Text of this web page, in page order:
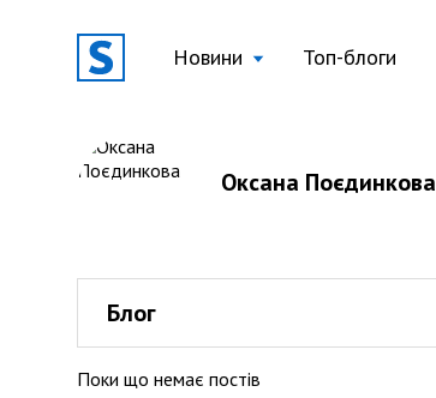
Новини Топ-блоги
Оксана Поєдинкова
Блог
Поки що немає постів